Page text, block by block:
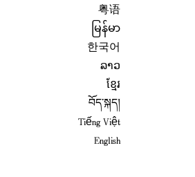
粤语
မြန်မာ
한국어
ລາວ
ខ្មែរ
བོད་སྐད།
Tiếng Việt
English